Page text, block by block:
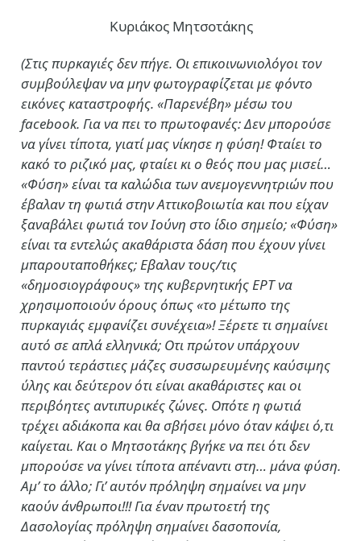
Κυριάκος Μητσοτάκης
(Στις πυρκαγιές δεν πήγε. Οι επικοινωνιολόγοι τον
συμβούλεψαν να μην φωτογραφίζεται με φόντο
εικόνες καταστροφής. «Παρενέβη» μέσω του
facebook. Για να πει το πρωτοφανές: Δεν μπορούσε
να γίνει τίποτα, γιατί μας νίκησε η φύση! Φταίει το
κακό το ριζικό μας, φταίει κι ο θεός που μας μισεί…
«Φύση» είναι τα καλώδια των ανεμογεννητριών που
έβαλαν τη φωτιά στην Αττικοβοιωτία και που είχαν
ξαναβάλει φωτιά τον Ιούνη στο ίδιο σημείο; «Φύση»
είναι τα εντελώς ακαθάριστα δάση που έχουν γίνει
μπαρουταποθήκες; Εβαλαν τους/τις
«δημοσιογράφους» της κυβερνητικής ΕΡΤ να
χρησιμοποιούν όρους όπως «το μέτωπο της
πυρκαγιάς εμφανίζει συνέχεια»! Ξέρετε τι σημαίνει
αυτό σε απλά ελληνικά; Οτι πρώτον υπάρχουν
παντού τεράστιες μάζες συσσωρευμένης καύσιμης
ύλης και δεύτερον ότι είναι ακαθάριστες και οι
περιβόητες αντιπυρικές ζώνες. Οπότε η φωτιά
τρέχει αδιάκοπα και θα σβήσει μόνο όταν κάψει ό,τι
καίγεται. Και ο Μητσοτάκης βγήκε να πει ότι δεν
μπορούσε να γίνει τίποτα απέναντι στη… μάνα φύση.
Αμ’ το άλλο; Γι’ αυτόν πρόληψη σημαίνει να μην
καούν άνθρωποι!!! Για έναν πρωτοετή της
Δασολογίας πρόληψη σημαίνει δασοπονία,